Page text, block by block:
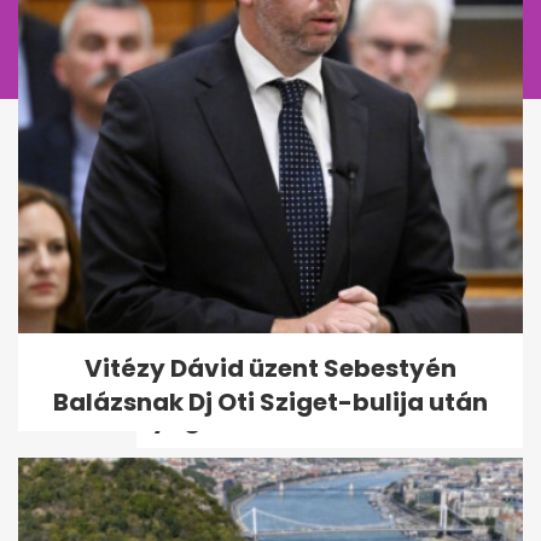
Ezek a kütyük mindig velem
vannak repüléskor, hogy
nyugodtabb...
Vitézy Dávid üzent Sebestyén
Balázsnak Dj Oti Sziget-bulija után